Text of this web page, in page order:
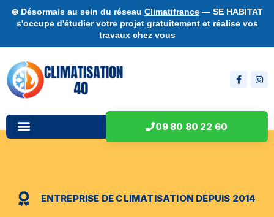
❄️ Désormais au sein du réseau Climatifrance— SE HABITAT
s'occupe d'étudier votre projet gratuitement et réalise vos
travaux chez vous
09 80 80 22 60
ENTREPRISE DE CLIMATISATION DEPUIS 2014